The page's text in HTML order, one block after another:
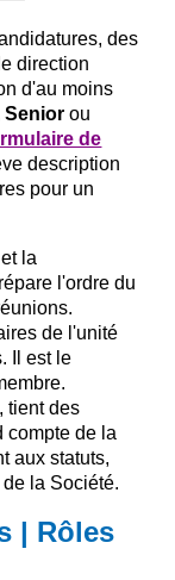
des
direction
d'au moins
Senior ou
de
description
pour un
la
l'ordre du
de l'unité
Il est le
tient des
compte de la
aux statuts,
la Société.
| Rôles